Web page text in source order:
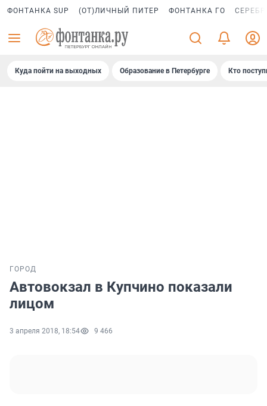
ФОНТАНКА SUP (ОТ)ЛИЧНЫЙ ПИТЕР ФОНТАНКА ГО
Куда пойти на выходных Образование в Петербурге Кто
ГОРОД
Автовокзал в Купчино показали
лицом
3 апреля 2018, 18:54 9 466